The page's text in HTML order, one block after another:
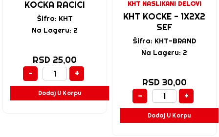
KOCKA RACICI
Šifra: KHT
Na Lageru: 2
RSD 25,00
-
+
Dodaj U Korpu
KHT NASLIKANI DELOVI
KHT KOCKE - 1X2X2
SEF
Šifra: KHT-BRAND
Na Lageru: 2
RSD 30,00
-
+
Dodaj U Korpu